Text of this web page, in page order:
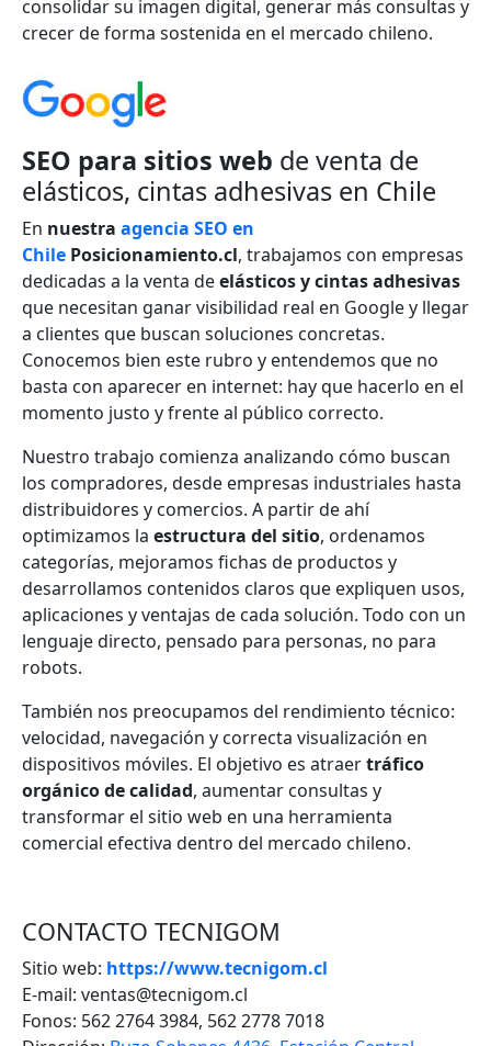
consolidar su imagen digital, generar más consultas y
crecer de forma sostenida en el mercado chileno.
SEO para sitios web de venta de
elásticos, cintas adhesivas en Chile
En nuestra agencia SEO en
Chile Posicionamiento.cl, trabajamos con empresas
dedicadas a la venta deelásticos y cintas adhesivas
que necesitan ganar visibilidad real en Google y llegar
a clientes que buscan soluciones concretas.
Conocemos bien este rubro y entendemos que no
basta con aparecer en internet: hay que hacerlo en el
momento justo y frente al público correcto.
Nuestro trabajo comienza analizando cómo buscan
los compradores, desde empresas industriales hasta
distribuidores y comercios. A partir de ahí
optimizamos la estructura del sitio, ordenamos
categorías, mejoramos fichas de productos y
desarrollamos contenidos claros que expliquen usos,
aplicaciones y ventajas de cada solución. Todo con un
lenguaje directo, pensado para personas, no para
robots.
También nos preocupamos del rendimiento técnico:
velocidad, navegación y correcta visualización en
dispositivos móviles. El objetivo es atraertráfico
orgánico de calidad, aumentar consultas y
transformar el sitio web en una herramienta
comercial efectiva dentro del mercado chileno.
CONTACTO TECNIGOM
Sitio web: https://www.tecnigom.cl
E-mail: ventas@tecnigom.cl
Fonos: 562 2764 3984, 562 2778 7018